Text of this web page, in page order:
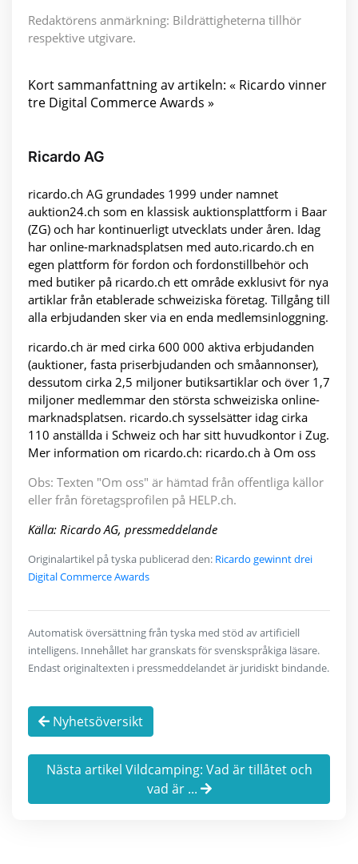
Redaktörens anmärkning: Bildrättigheterna tillhör
respektive utgivare.
Kort sammanfattning av artikeln: « Ricardo vinner
tre Digital Commerce Awards »
Ricardo AG
ricardo.ch AG grundades 1999 under namnet
auktion24.ch som en klassisk auktionsplattform i Baar
(ZG) och har kontinuerligt utvecklats under åren. Idag
har online-marknadsplatsen med auto.ricardo.ch en
egen plattform för fordon och fordons­tillbehör och
med butiker på ricardo.ch ett område exklusivt för nya
artiklar från etablerade schweiziska företag. Tillgång till
alla erbjudanden sker via en enda medlemsinloggning.
ricardo.ch är med cirka 600 000 aktiva erbjudanden
(auktioner, fasta priserbjudanden och småannonser),
dessutom cirka 2,5 miljoner butiksartiklar och över 1,7
miljoner medlemmar den största schweiziska online-
marknadsplatsen. ricardo.ch sysselsätter idag cirka
110 anställda i Schweiz och har sitt huvudkontor i Zug.
Mer information om ricardo.ch: ricardo.ch à Om oss
Obs: Texten "Om oss" är hämtad från offentliga källor
eller från företagsprofilen på HELP.ch.
Källa: Ricardo AG, pressmeddelande
Originalartikel på tyska publicerad den: Ricardo gewinnt drei
Digital Commerce Awards
Automatisk översättning från tyska med stöd av artificiell
intelligens. Innehållet har granskats för svenskspråkiga läsare.
Endast originaltexten i pressmeddelandet är juridiskt bindande.
Nyhetsöversikt
Nästa artikel Vildcamping: Vad är tillåtet och
vad är ...